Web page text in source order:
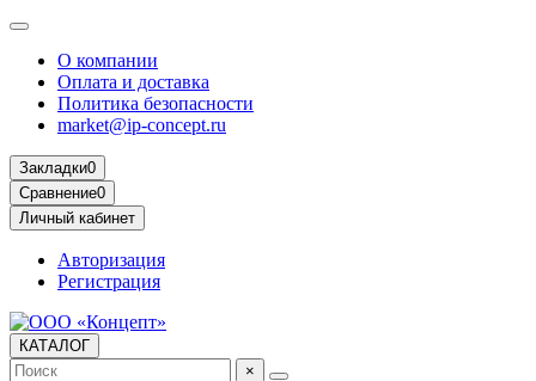
О компании
Оплата и доставка
Политика безопасности
market@ip-concept.ru
Закладки0
Сравнение0
Личный кабинет
Авторизация
Регистрация
КАТАЛОГ
×